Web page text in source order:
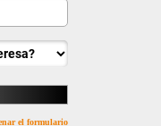
el formulario